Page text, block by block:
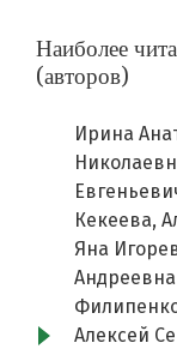
Наиболее
(авторов)
Ирина
Кекеева,
Яна
Алексей